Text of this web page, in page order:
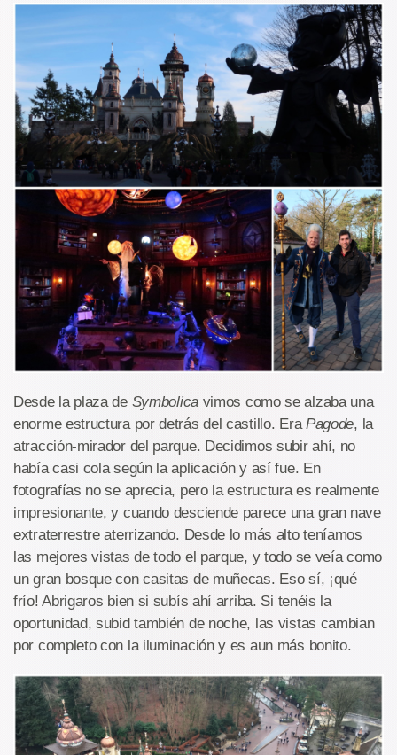
Desde la plaza de Symbolicavimos como se alzaba una
enorme estructura por detrás del castillo. EraPagode, la
atracción-mirador del parque. Decidimos subir ahí, no
había casi cola según la aplicación y así fue. En
fotografías no se aprecia, pero la estructura es realmente
impresionante, y cuando desciende parece una gran nave
extraterrestre aterrizando. Desde lo más alto teníamos
las mejores vistas de todo el parque, y todo se veía como
un gran bosque con casitas de muñecas. Eso sí, ¡qué
frío! Abrigaros bien si subís ahí arriba. Si tenéis la
oportunidad, subid también de noche, las vistas cambian
por completo con la iluminación y es aun más bonito.